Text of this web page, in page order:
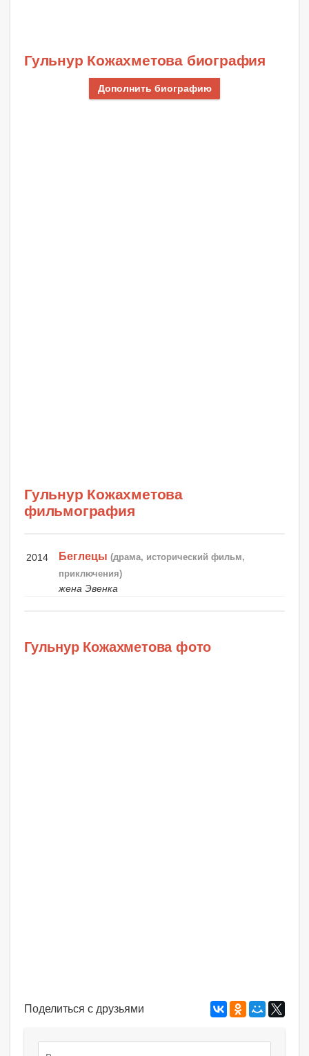
Гульнур Кожахметова биография
Дополнить биографию
Гульнур Кожахметова
фильмография
2014 Беглецы (драма, исторический фильм,
приключения)
жена Эвенка
Гульнур Кожахметова фото
Поделиться с друзьями